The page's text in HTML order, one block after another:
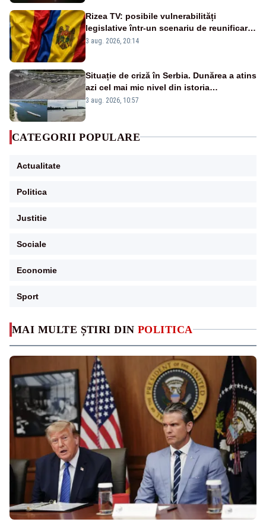
MAI MULTE ȘTIRI DIN POLITICA
Rizea TV: posibile vulnerabilități
legislative într-un scenariu de reunificare
România–Republica Moldova
3 aug. 2026, 20:14
Situație de criză în Serbia. Dunărea a atins
azi cel mai mic nivel din istoria
măsurătorilor. Se prefigurează restricții
3 aug. 2026, 10:57
CATEGORII POPULARE
Actualitate
Politica
Justitie
Sociale
Economie
Sport